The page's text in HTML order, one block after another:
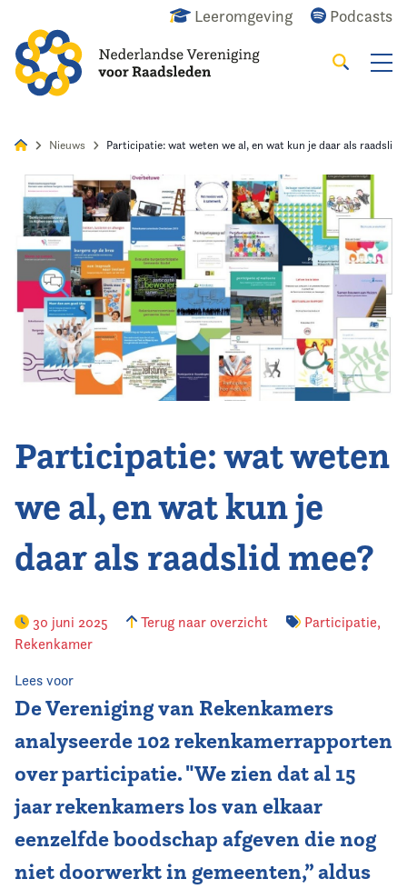
Leeromgeving Podcasts
Zoeken
Home
Agenda
Nieuws
Opleiding
Kennis & Informatie
Vereniging
Nieuws Participatie: wat weten we al, en wat kun je daar als raadslid
Participatie: wat weten
we al, en wat kun je
daar als raadslid mee?
30 juni 2025 Terug naar overzicht Participatie,
Rekenkamer
Lees voor
De Vereniging van Rekenkamers
analyseerde 102 rekenkamerrapporten
over participatie. "We zien dat al 15
jaar rekenkamers los van elkaar
eenzelfde boodschap afgeven die nog
niet doorwerkt in gemeenten,” aldus